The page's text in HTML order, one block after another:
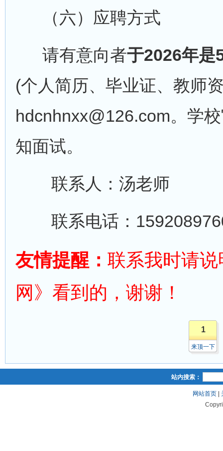
（六）应聘方式
请有意向者于2026年是
(个人简历、毕业证、教师
hdcnhnxx@126.com。学
知面试。
联系人：汤老师
联系电话：
友情提醒： 联系我时请
网》看到的，谢谢！
1
来顶一下
站内搜索：
网站首页